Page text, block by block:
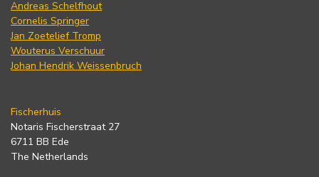
Andreas Schelfhout
Cornelis Springer
Jan Zoetelief Tromp
Wouterus Verschuur
Johan Hendrik Weissenbruch
Fischerhuis
Notaris Fischerstraat 27
6711 BB Ede
The Netherlands